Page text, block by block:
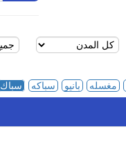
مغسله بانيو سباكه سباك